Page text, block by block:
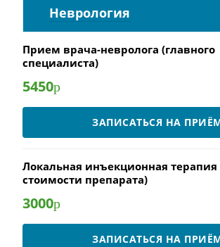
Неврология
Прием врача-невролога (главного
специалиста)
5450р
ЗАПИСАТЬСЯ НА
Локальная инъекционная терапия
стоимости препарата)
3000р
ЗАПИСАТЬСЯ НА